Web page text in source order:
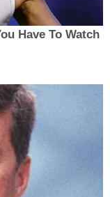
Have To Watch